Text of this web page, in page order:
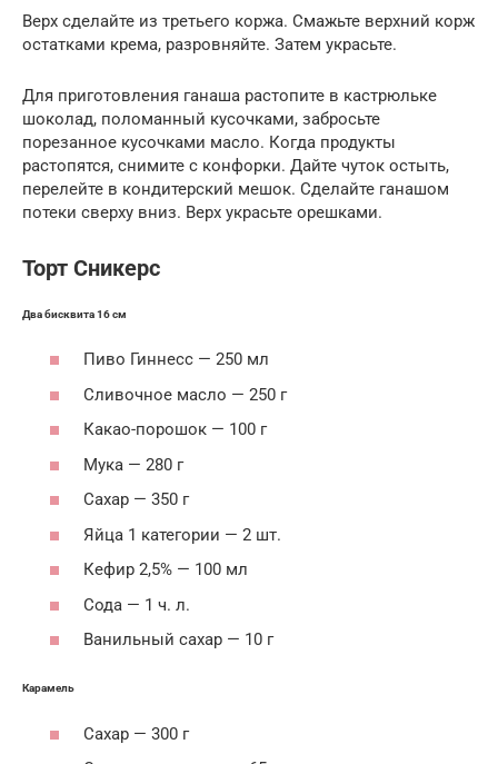
Верх сделайте из третьего коржа. Смажьте верхний корж
остатками крема, разровняйте. Затем украсьте.
Для приготовления ганаша растопите в кастрюльке
шоколад, поломанный кусочками, забросьте
порезанное кусочками масло. Когда продукты
растопятся, снимите с конфорки. Дайте чуток остыть,
перелейте в кондитерский мешок. Сделайте ганашом
потеки сверху вниз. Верх украсьте орешками.
Торт Сникерс
Два бисквита 16 см
Пиво Гиннесс — 250 мл
Сливочное масло — 250 г
Какао-порошок — 100 г
Мука — 280 г
Сахар — 350 г
Яйца 1 категории — 2 шт.
Кефир 2,5% — 100 мл
Сода — 1 ч. л.
Ванильный сахар — 10 г
Карамель
Сахар — 300 г